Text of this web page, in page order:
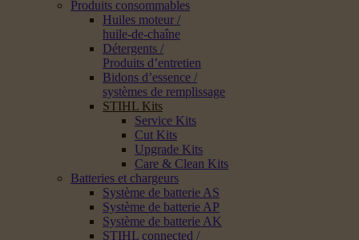
Produits consommables
Huiles moteur /
huile-de-chaîne
Détergents /
Produits d’entretien
Bidons d’essence /
systèmes de remplissage
STIHL Kits
Service Kits
Cut Kits
Upgrade Kits
Care & Clean Kits
Batteries et chargeurs
Système de batterie AS
Système de batterie AP
Système de batterie AK
STIHL connected /